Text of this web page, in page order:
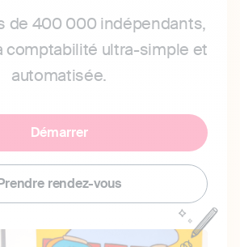
de 400 000 indépendants,
comptabilité ultra-simple et
automatisée.
Démarrer
rendez-vous